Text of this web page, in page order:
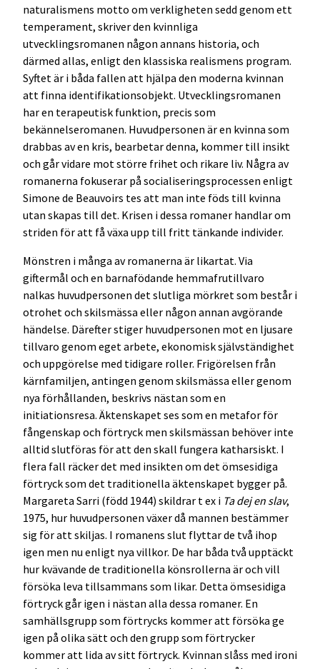
naturalismens motto om verkligheten sedd genom ett
temperament, skriver den kvinnliga
utvecklingsromanen någon annans historia, och
därmed allas, enligt den klassiska realismens program.
Syftet är i båda fallen att hjälpa den moderna kvinnan
att finna identifikationsobjekt. Utvecklingsromanen
har en terapeutisk funktion, precis som
bekännelseromanen. Huvudpersonen är en kvinna som
drabbas av en kris, bearbetar denna, kommer till insikt
och går vidare mot större frihet och rikare liv. Några av
romanerna fokuserar på socialiseringsprocessen enligt
Simone de Beauvoirs tes att man inte föds till kvinna
utan skapas till det. Krisen i dessa romaner handlar om
striden för att få växa upp till fritt tänkande individer.
Mönstren i många av romanerna är likartat. Via
giftermål och en barnafödande hemmafrutillvaro
nalkas huvudpersonen det slutliga mörkret som består i
otrohet och skilsmässa eller någon annan avgörande
händelse. Därefter stiger huvudpersonen mot en ljusare
tillvaro genom eget arbete, ekonomisk självständighet
och uppgörelse med tidigare roller. Frigörelsen från
kärnfamiljen, antingen genom skilsmässa eller genom
nya förhållanden, beskrivs nästan som en
initiationsresa. Äktenskapet ses som en metafor för
fångenskap och förtryck men skilsmässan behöver inte
alltid slutföras för att den skall fungera katharsiskt. I
flera fall räcker det med insikten om det ömsesidiga
förtryck som det traditionella äktenskapet bygger på.
Margareta Sarri (född 1944) skildrar t ex i Ta dej en slav,
1975, hur huvudpersonen växer då mannen bestämmer
sig för att skiljas. I romanens slut flyttar de två ihop
igen men nu enligt nya villkor. De har båda två upptäckt
hur kvävande de traditionella könsrollerna är och vill
försöka leva tillsammans som likar. Detta ömsesidiga
förtryck går igen i nästan alla dessa romaner. En
samhällsgrupp som förtrycks kommer att försöka ge
igen på olika sätt och den grupp som förtrycker
kommer att lida av sitt förtryck. Kvinnan slåss med ironi